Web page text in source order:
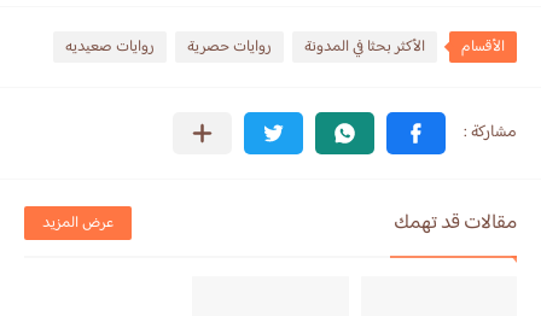
الأقسام الأكثر بحثا في المدونة روايات حصرية روايات صعيديه
مقالات قد تهمك عرض المزيد